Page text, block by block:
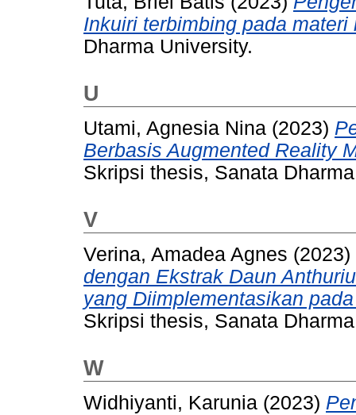
Inkuiri terbimbing pada materi
Dharma University.
U
Utami, Agnesia Nina (2023)
Berbasis Augmented Reality
Skripsi thesis, Sanata
V
Verina, Amadea Agnes (2023)
dengan Ekstrak Daun
yang Diimplementasikan
Skripsi thesis, Sanata
W
Widhiyanti, Karunia (2023)